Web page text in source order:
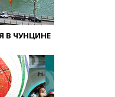
В ЧУНЦИНЕ